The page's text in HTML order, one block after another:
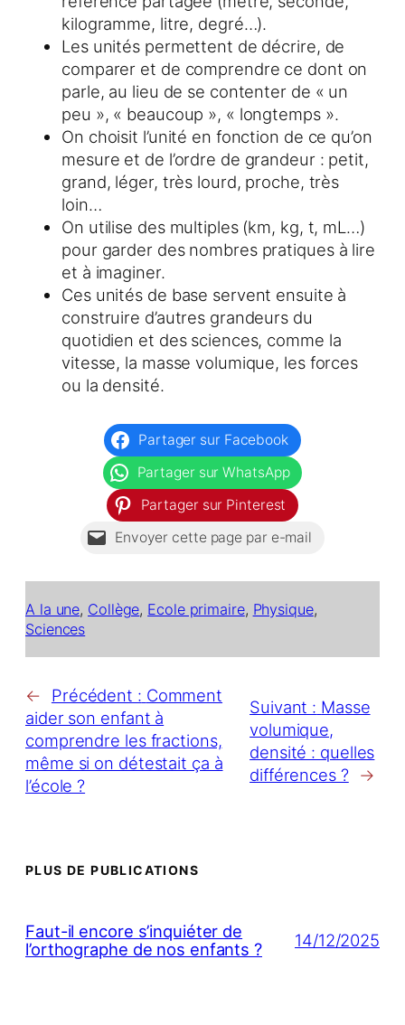
kilogramme, litre, degré…).
Les unités permettent de décrire, de
comparer et de comprendre ce dont on
parle, au lieu de se contenter de « un
peu », « beaucoup », « longtemps ».
On choisit l’unité en fonction de ce qu’on
mesure et de l’ordre de grandeur : petit,
grand, léger, très lourd, proche, très
loin…
On utilise des multiples (km, kg, t, mL…)
pour garder des nombres pratiques à lire
et à imaginer.
Ces unités de base servent ensuite à
construire d’autres grandeurs du
quotidien et des sciences, comme la
vitesse, la masse volumique, les forces
ou la densité.
Partager sur Facebook
Partager sur WhatsApp
Partager sur Pinterest
Envoyer cette page par e-mail
A la une, Collège, Ecole primaire, Physique
Sciences
← Précédent : Comment
aider son enfant à
comprendre les fractions,
même si on détestait ça à
l’école ?
Suivant : Masse
volumique,
densité : quelles
différences ?
→
PLUS DE PUBLICATIONS
Faut-il encore s’inquiéter de
l’orthographe de nos enfants ?
14/12/2025